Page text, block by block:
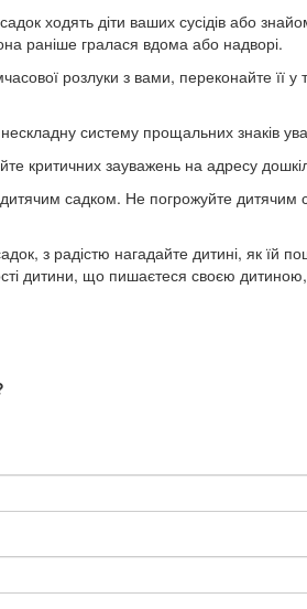
ходять діти ваших сусідів або
раніше гралася вдома або надворі.
розлуки з вами, переконайте її
систему прощальних знаків
критичних зауважень на адресу
садком. Не погрожуйте дитячим
з радістю нагадайте дитині, як їй
дитини, що пишаєтеся своєю